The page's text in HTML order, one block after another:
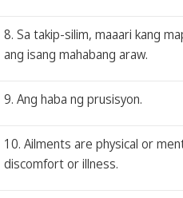
8. Sa takip-silim, maaari kang
ang isang mahabang araw.
9. Ang haba ng prusisyon.
10. Ailments are physical or
discomfort or illness.